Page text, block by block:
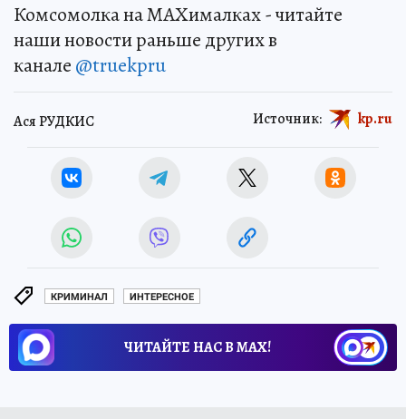
Комсомолка на MAXималках - читайте
наши новости раньше других в
канале @truekpru
Ася РУДКИС Источник: kp.ru
КРИМИНАЛ ИНТЕРЕСНОЕ
ЧИТАЙТЕ НАС В МАХ!